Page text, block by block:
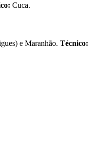
Cuca.
e Maranhão. Técnico: